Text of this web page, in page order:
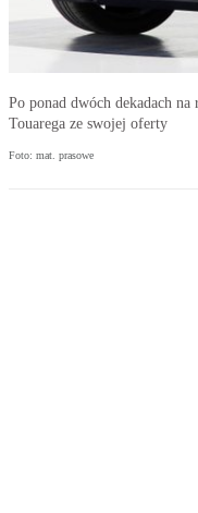
Po ponad dwóch dekadach
Touarega ze swojej oferty
Foto: mat. prasowe